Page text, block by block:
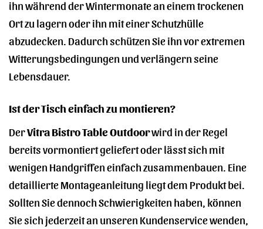
ihn während der Wintermonate an einem trockenen
Ort zu lagern oder ihn mit einer Schutzhülle
abzudecken. Dadurch schützen Sie ihn vor extremen
Witterungsbedingungen und verlängern seine
Lebensdauer.
Ist der Tisch einfach zu montieren?
DerVitra Bistro Table Outdoorwird in der Regel
bereits vormontiert geliefert oder lässt sich mit
wenigen Handgriffen einfach zusammenbauen. Eine
detaillierte Montageanleitung liegt dem Produkt bei.
Sollten Sie dennoch Schwierigkeiten haben, können
Sie sich jederzeit an unseren Kundenservice wenden,